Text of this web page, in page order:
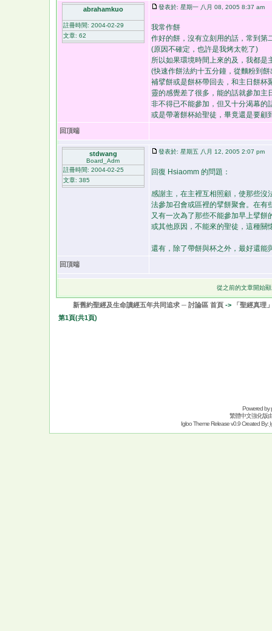
abrahamkuo
註冊時間: 2004-02-29
文章: 62
發表於: 星期一 八月 08, 2005 8:37 am
我常作餅
作好的餅，沒有立刻用的話，常到第
(原因不確定，也許是我烤太乾了)
所以如果環境時間上來的及，我都是
(快速作餅法約十五分鐘，從麵粉到餅
補擘餅或是餅杯帶回去，和主日餅杯
靈的感覺差了很多，能的話就參加主
非不得已不能參加，但又十分渴幕的
或是帶著餅杯給聖徒，畢竟還是要顧
回頂端
stdwang
Board_Adm
註冊時間: 2004-02-25
文章: 385
發表於: 星期五 八月 12, 2005 2:07 pm
回復 Hsiaomm 的問題：
感謝主，在主裡互相照顧，使那些沒
法參加召會或區裡的擘餅聚會。在有
又有一次為了那些不能參加早上擘
或其他原因，不能來的聖徒，這種關
還有，除了帶餅與杯之外，最好還能
回頂端
從之前的文章開始
新舊約聖經及生命讀經五年共同追求 ─ 討論區 首頁->
「聖經真理
第1頁(共1頁)
Powered by
繁體中文強化版
Igloo Theme Release v0.9 Created By: